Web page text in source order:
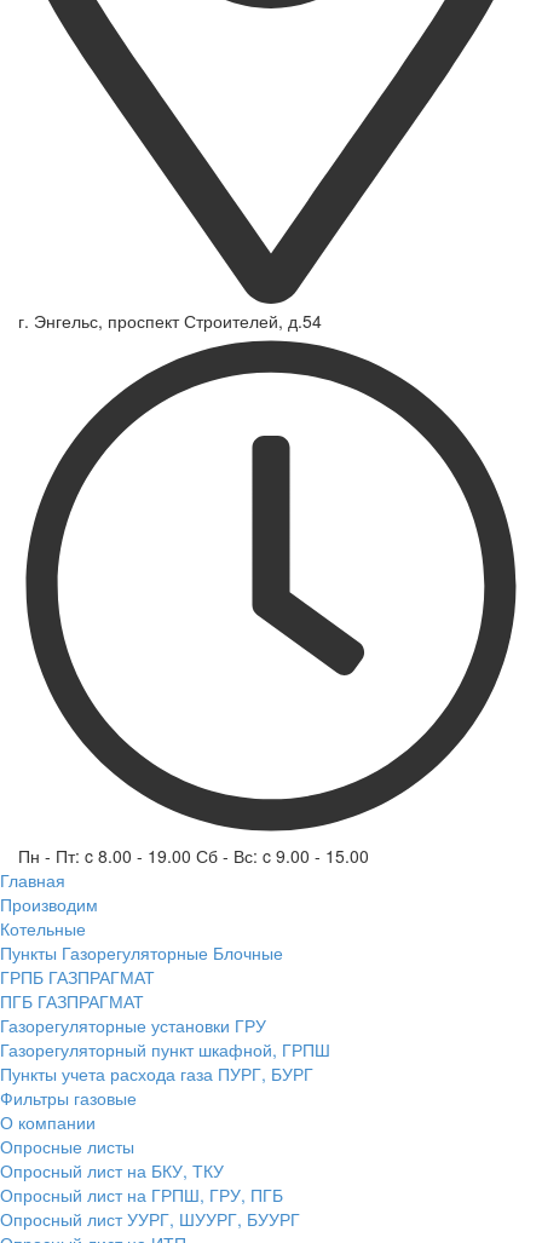
г. Энгельс, проспект Строителей, д.54
Пн - Пт: c 8.00 - 19.00 Сб - Вс: c 9.00 - 15.00
Главная
Производим
Котельные
Пункты Газорегуляторные Блочные
ГРПБ ГАЗПРАГМАТ
ПГБ ГАЗПРАГМАТ
Газорегуляторные установки ГРУ
Газорегуляторный пункт шкафной, ГРПШ
Пункты учета расхода газа ПУРГ, БУРГ
Фильтры газовые
О компании
Опросные листы
Опросный лист на БКУ, ТКУ
Опросный лист на ГРПШ, ГРУ, ПГБ
Опросный лист УУРГ, ШУУРГ, БУУРГ